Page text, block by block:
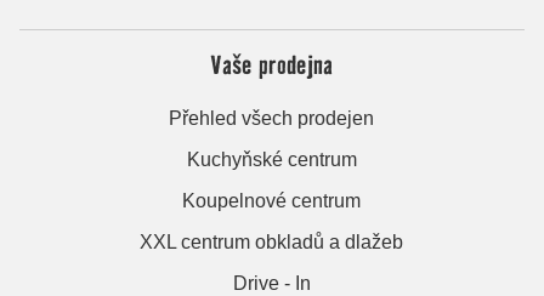
Vaše prodejna
Přehled všech prodejen
Kuchyňské centrum
Koupelnové centrum
XXL centrum obkladů a dlažeb
Drive - In